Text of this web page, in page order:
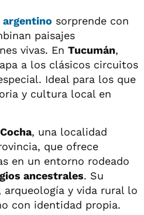
sorprende con
paisajes
vivas. En Tucumán,
a los clásicos circuitos
Ideal para los que
y cultura local en
, una localidad
que ofrece
en un entorno rodeado
ancestrales. Su
y vida rural lo
con identidad propia.